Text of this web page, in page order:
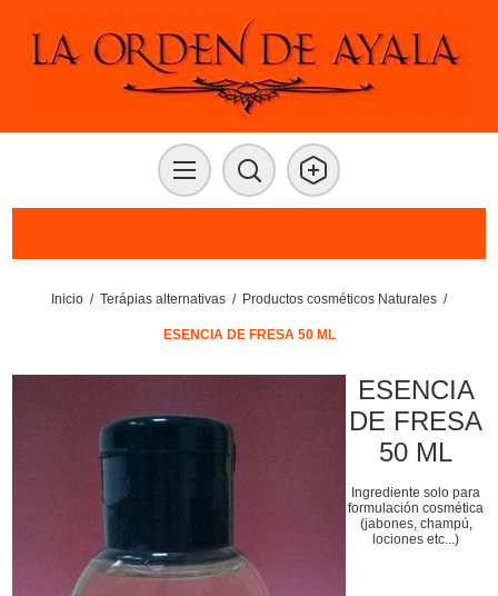
Inicio / Terápias alternativas / Productos cosméticos Naturales /
ESENCIA DE FRESA 50 ML
ESENCIA
DE FRESA
50 ML
Ingrediente solo para
formulación cosmética
(jabones, champú,
lociones etc...)